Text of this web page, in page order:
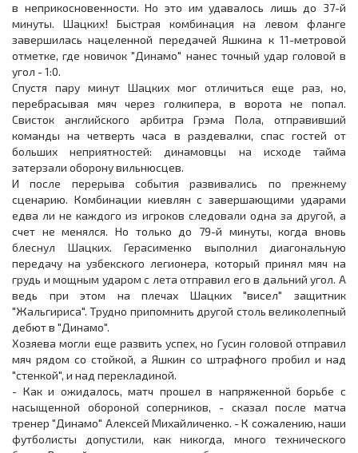
в неприкосновенности. Но это им удавалось лишь до 37-й
минуты. Шацких! Быстрая комбинация на левом фланге
завершилась нацеленной передачей Яшкина к 11-метровой
отметке, где новичок "Динамо" нанес точный удар головой в
угол - 1:0.
Спустя пару минут Шацких мог отличиться еще раз, но,
перебрасывая мяч через голкипера, в ворота не попал.
Свисток английского арбитра Грэма Пола, отправивший
команды на четверть часа в раздевалки, спас гостей от
больших неприятностей: динамовцы на исходе тайма
затерзали оборону вильнюсцев.
И после перерыва события развивались по прежнему
сценарию. Комбинации киевлян с завершающими ударами
едва ли не каждого из игроков следовали одна за другой, а
счет не менялся. Но только до 79-й минуты, когда вновь
блеснул Шацких. Герасименко выполнил диагональную
передачу на узбекского легионера, который принял мяч на
грудь и мощным ударом с лета отправил его в дальний угол. А
ведь при этом на плечах Шацких "висел" защитник
"Жальгириса". Трудно припомнить другой столь великолепный
дебют в "Динамо".
Хозяева могли еще развить успех, но Гусин головой отправил
мяч рядом со стойкой, а Яшкин со штрафного пробил и над
"стенкой", и над перекладиной.
- Как и ожидалось, матч прошел в напряженной борьбе с
насыщенной обороной соперников, - сказал после матча
тренер "Динамо" Алексей Михайличенко. - К сожалению, наши
футболисты допустили, как никогда, много технического